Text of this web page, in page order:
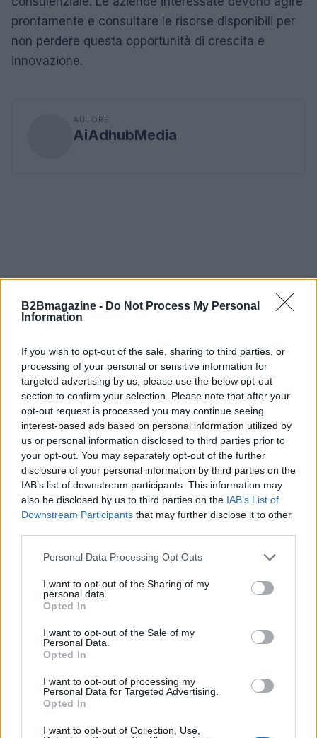
B2Bmagazine - Do Not Process My Personal
Information
If you wish to opt-out of the sale, sharing to third parties, or
processing of your personal or sensitive information for
targeted advertising by us, please use the below opt-out
section to confirm your selection. Please note that after your
opt-out request is processed you may continue seeing
interest-based ads based on personal information utilized by
us or personal information disclosed to third parties prior to
your opt-out. You may separately opt-out of the further
disclosure of your personal information by third parties on the
IAB’s list of downstream participants. This information may
also be disclosed by us to third parties on the IAB’s List of
Downstream Participants that may further disclose it to other
Please note that this website/app uses one or more Google
not limited to your visit or usage behaviour. You may click to
grant or deny consent to Google and its third-party tags to
use your data for below specified purposes in below Google
consent section.
Personal Data Processing Opt Outs
I want to opt-out of the Sharing of my
personal data.
Opted In
I want to opt-out of the Sale of my
Personal Data.
Opted In
I want to opt-out of processing my
Personal Data for Targeted Advertising.
Opted In
I want to opt-out of Collection, Use,
prontamente e consultare le risorse disponibili per
non perdere questa opportunità di crescita e
innovazione.
AUTORE
AiAdhubMedia
Continua a leggere
FOCUS PMI
Scrittura AI: i segnali rivelatori e l’impatto culturale